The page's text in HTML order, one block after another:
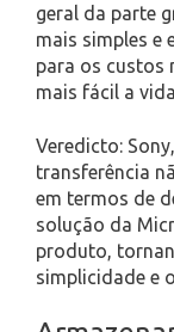
geral da parte
mais simples e
para os custos
mais fácil a
Veredicto:
transferência
em termos de
solução da
produto,
simplicidade e